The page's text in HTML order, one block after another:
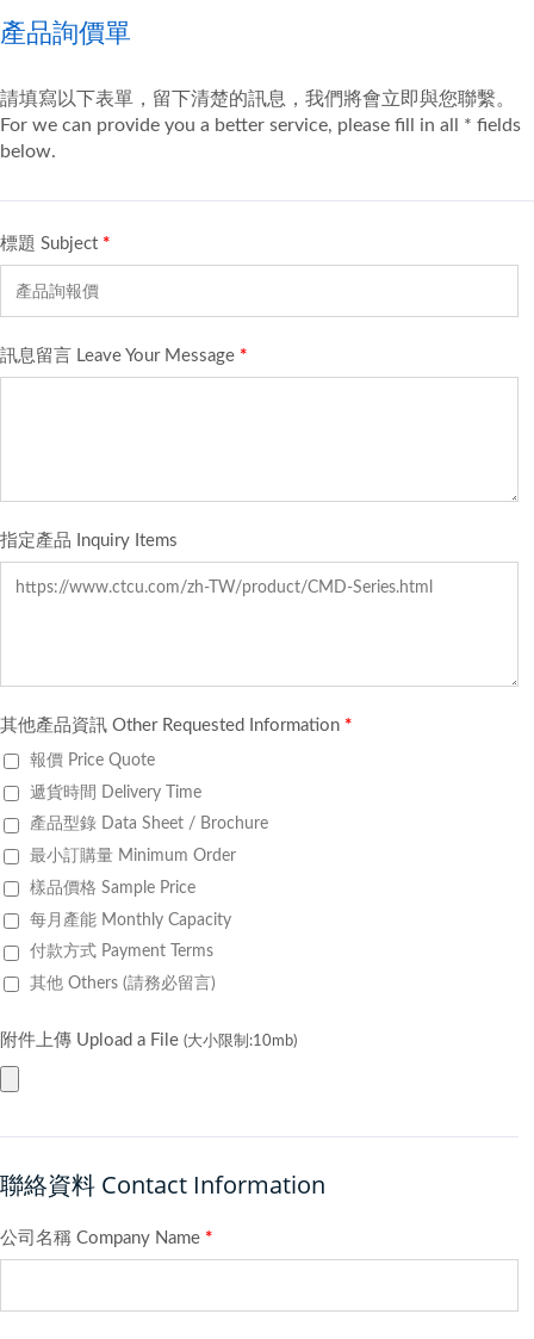
產品詢價單
請填寫以下表單，留下清楚的訊息，我們將會立即與您聯繫。
For we can provide you a better service, please fill in all * fields
below.
標題 Subject *
訊息留言 Leave Your Message *
指定產品 Inquiry Items
其他產品資訊 Other Requested Information *
報價 Price Quote
遞貨時間 Delivery Time
產品型錄 Data Sheet / Brochure
最小訂購量 Minimum Order
樣品價格 Sample Price
每月產能 Monthly Capacity
付款方式 Payment Terms
其他 Others (請務必留言)
附件上傳 Upload a File (大小限制:10mb)
聯絡資料 Contact Information
公司名稱 Company Name *